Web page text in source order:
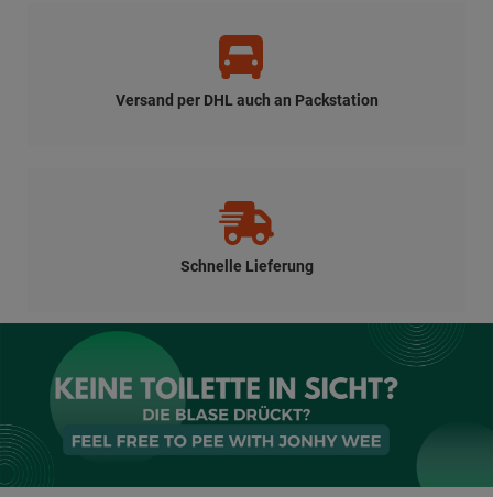
Versand per DHL auch an Packstation
Schnelle Lieferung